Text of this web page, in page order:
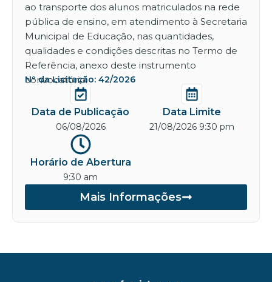
ao transporte dos alunos matriculados na rede
pública de ensino, em atendimento à Secretaria
Municipal de Educação, nas quantidades,
qualidades e condições descritas no Termo de
Referência, anexo deste instrumento
convocatório.
Nº da Licitação: 42/2026
Data de Publicação
06/08/2026
Data Limite
21/08/2026 9:30 pm
Horário de Abertura
9:30 am
Mais Informações